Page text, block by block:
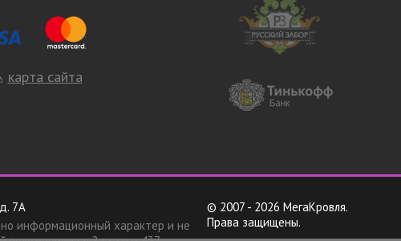
карта сайта
7А
информационный характер и не
© 2007 - 2026 МегаКровля.
Права защищены.